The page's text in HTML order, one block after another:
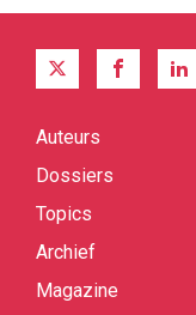
Quick
Auteurs
Dossiers
Topics
Archief
Magazine